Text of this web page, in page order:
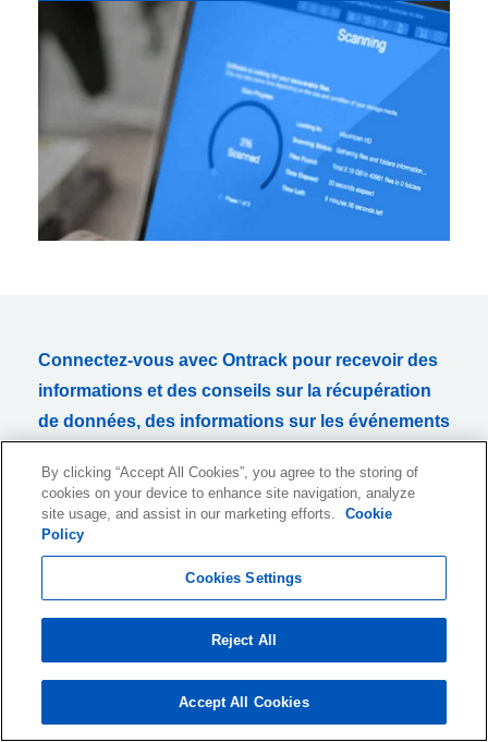
Connectez-vous avec Ontrack pour recevoir des
informations et des conseils sur la récupération
de données, des informations sur les événements
NOTRE NEWSLETTER dès maintenant !
Je souhaite recevoir des informations mensuelles sur des
retirer ce consentement à tout moment. Un lien de désinscription
est inclus dans tous les courriels.
Pour plus d'informations sur la façon dont nous recueillons, traitons et
conservons vos données personnelles, veuillez consulter notre
By clicking “Accept All Cookies”, you agree to the storing of
cookies on your device to enhance site navigation, analyze
site usage, and assist in our marketing efforts.
Cookie
Policy
Cookies Settings
Reject All
Accept All Cookies